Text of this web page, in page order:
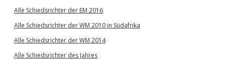
Alle Schiedsrichter der EM 2016
Alle Schiedsrichter der WM 2010 in Südafrika
Alle Schiedsrichter der WM 2014
Alle Schiedsrichter des Jahres